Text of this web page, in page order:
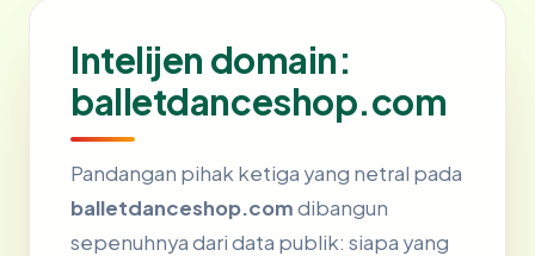
Intelijen domain:
balletdanceshop.com
Pandangan pihak ketiga yang netral pada
balletdanceshop.comdibangun
sepenuhnya dari data publik: siapa yang